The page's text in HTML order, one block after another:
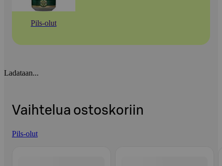
Pils-olut
Ladataan...
Vaihtelua ostoskoriin
Pils-olut